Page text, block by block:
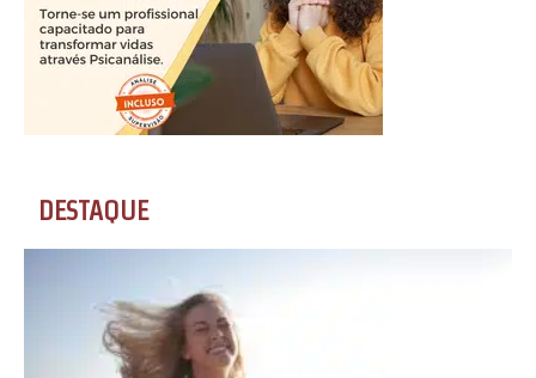
DESTAQUE